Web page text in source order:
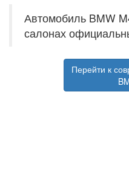
Автомобиль BMW
салонах
Перейти к